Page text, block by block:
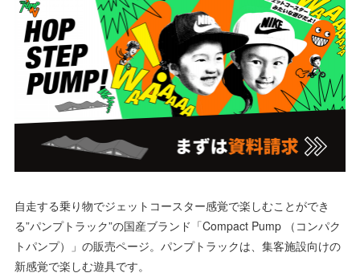
自走する乗り物でジェットコースター感覚で楽しむことができ
る”パンプトラック”の国産ブランド「Compact Pump （コンパク
トパンプ）」の販売ページ。パンプトラックは、集客施設向けの
新感覚で楽しむ遊具です。